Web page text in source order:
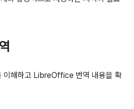
이해하고 LibreOffice 번역 내용을 확